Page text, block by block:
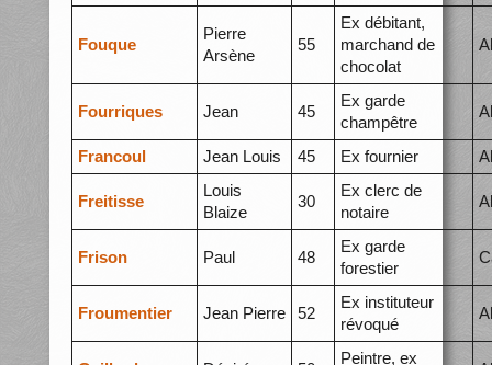
Fouque
Pierre
Arsène
55
Ex débitant,
marchand de
chocolat
Fourriques Jean 45
Ex garde
champêtre
Francoul Jean Louis 45 Ex fournier
Freitisse
Louis
Blaize
30
Ex clerc de
notaire
Frison Paul 48
Ex garde
forestier
Froumentier Jean Pierre 52
Ex instituteur
révoqué
Peintre, ex